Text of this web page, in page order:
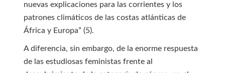
nuevas explicaciones para las corrientes y los
patrones climáticos de las costas atlánticas de
África y Europa” (5).
A diferencia, sin embargo, de la enorme respuesta
de las estudiosas feministas frente al